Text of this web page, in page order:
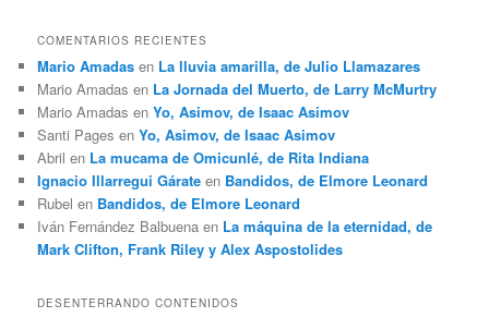
COMENTARIOS RECIENTES
Mario Amadas en La lluvia amarilla, de Julio Llamazares
Mario Amadas en La Jornada del Muerto, de Larry McMurtry
Mario Amadas enYo, Asimov, de Isaac Asimov
Santi Pages enYo, Asimov, de Isaac Asimov
Abril en La mucama de Omicunlé, de Rita Indiana
Ignacio Illarregui Gárate en Bandidos, de Elmore Leonard
Rubel en Bandidos, de Elmore Leonard
Iván Fernández Balbuena en La máquina de la eternidad, de
Mark Clifton, Frank Riley y Alex Aspostolides
DESENTERRANDO CONTENIDOS